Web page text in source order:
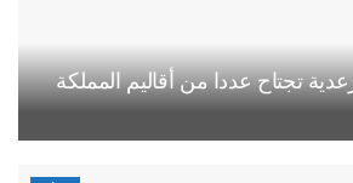
تجتاح عددا من أقاليم المملكة